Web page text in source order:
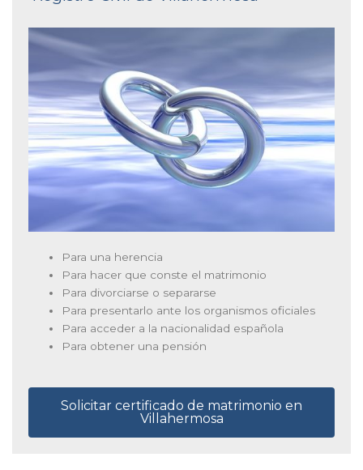
Para una herencia
Para hacer que conste el matrimonio
Para divorciarse o separarse
Para presentarlo ante los organismos oficiales
Para acceder a la nacionalidad española
Para obtener una pensión
Solicitar certificado de matrimonio en
Villahermosa